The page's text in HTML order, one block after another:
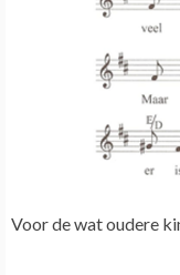
Voor de wat oudere